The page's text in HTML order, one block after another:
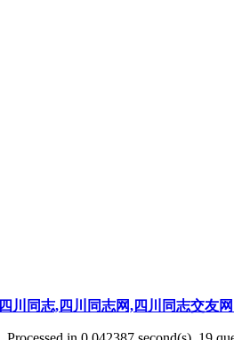
四川同志,四川同志网,四川同志交友